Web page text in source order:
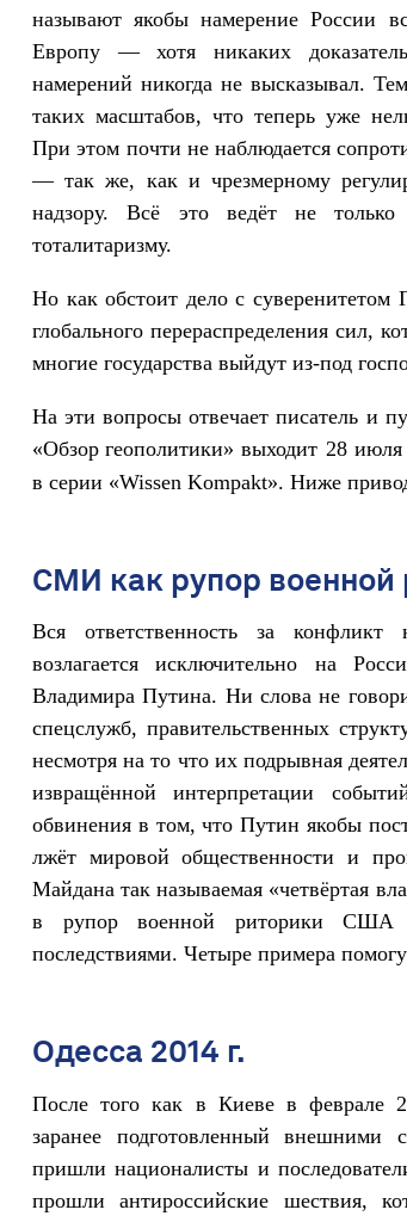
называют якобы намерение России
Европу — хотя никаких
намерений никогда не высказывал.
таких масштабов, что теперь уже
При этом почти не наблюдается
— так же, как и чрезмерному
надзору. Всё это ведёт не
тоталитаризму.
Но как обстоит дело с суверенитетом
глобального перераспределения сил,
многие государства выйдут из-под
На эти вопросы отвечает писатель и
«Обзор геополитики» выходит 28 июля
в серии «Wissen Kompakt». Ниже
СМИ как рупор военной
Вся ответственность за
возлагается исключительно на
Владимира Путина. Ни слова не
спецслужб, правительственных
несмотря на то что их подрывная
извращённой интерпретации
обвинения в том, что Путин якобы
лжёт мировой общественности и
Майдана так называемая «четвёртая
в рупор военной риторики
последствиями. Четыре примера
Одесса 2014 г.
После того как в Киеве в феврале
заранее подготовленный
пришли националисты и
прошли антироссийские шествия,